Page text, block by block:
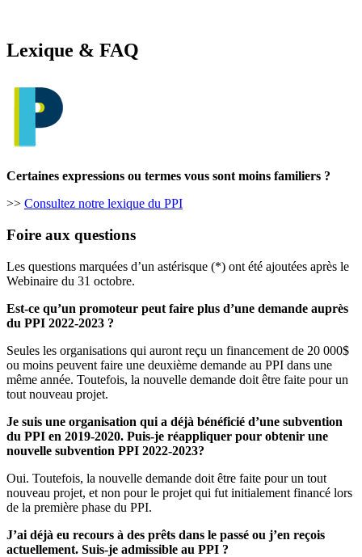
Lexique & FAQ
Certaines expressions ou termes vous sont moins familiers ?
>> Consultez notre lexique du PPI
Foire aux questions
Les questions marquées d’un astérisque (*) ont été ajoutées après le
Webinaire du 31 octobre.
Est-ce qu’un promoteur peut faire plus d’une demande auprès
du PPI 2022-2023 ?
Seules les organisations qui auront reçu un financement de 20 000$
ou moins peuvent faire une deuxième demande au PPI dans une
même année. Toutefois, la nouvelle demande doit être faite pour un
tout nouveau projet.
Je suis une organisation qui a déjà bénéficié d’une subvention
du PPI en 2019-2020. Puis-je réappliquer pour obtenir une
nouvelle subvention PPI 2022-2023?
Oui. Toutefois, la nouvelle demande doit être faite pour un tout
nouveau projet, et non pour le projet qui fut initialement financé lors
de la première phase du PPI.
J’ai déjà eu recours à des prêts dans le passé ou j’en reçois
actuellement. Suis-je admissible au PPI ?